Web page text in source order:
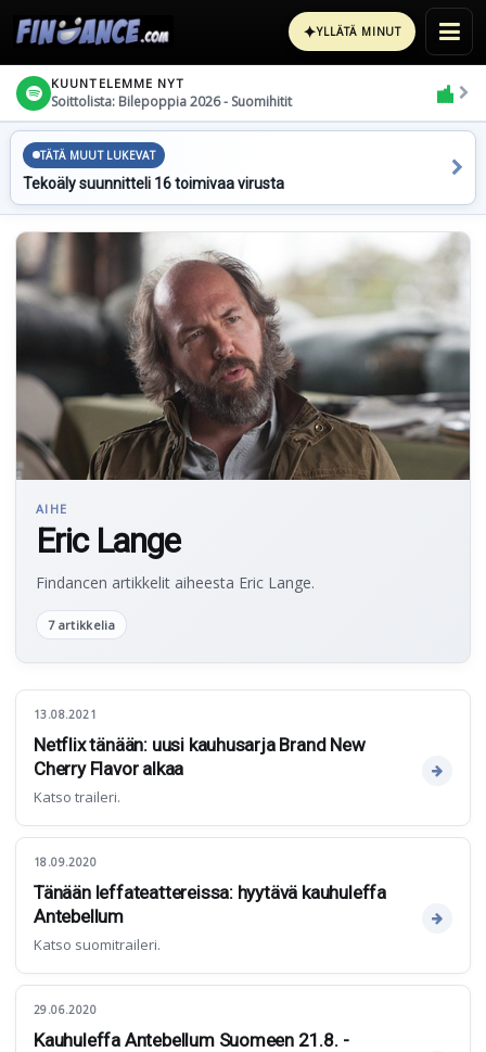
✦YLLÄTÄ MINUT
KUUNTELEMME NYT
Soittolista: Bilepoppia 2026 - Suomihitit
TÄTÄ MUUT LUKEVAT
Tekoäly suunnitteli 16 toimivaa virusta
AIHE
Eric Lange
Findancen artikkelit aiheesta Eric Lange.
7 artikkelia
13.08.2021
Netflix tänään: uusi kauhusarja Brand New
Cherry Flavor alkaa
Katso traileri.
18.09.2020
Tänään leffateattereissa: hyytävä kauhuleffa
Antebellum
Katso suomitraileri.
29.06.2020
Kauhuleffa Antebellum Suomeen 21.8. -